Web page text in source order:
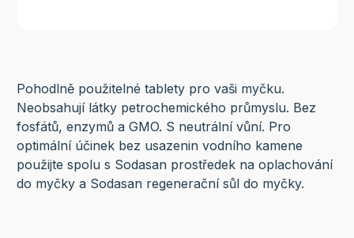
Pohodlně použitelné tablety pro vaši myčku.
Neobsahují látky petrochemického průmyslu. Bez
fosfátů, enzymů a GMO. S neutrální vůní. Pro
optimální účinek bez usazenin vodního kamene
použijte spolu s Sodasan prostředek na oplachování
do myčky a Sodasan regenerační sůl do myčky.